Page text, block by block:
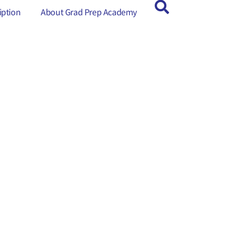
About Grad Prep Academy
About Grad Prep Academy